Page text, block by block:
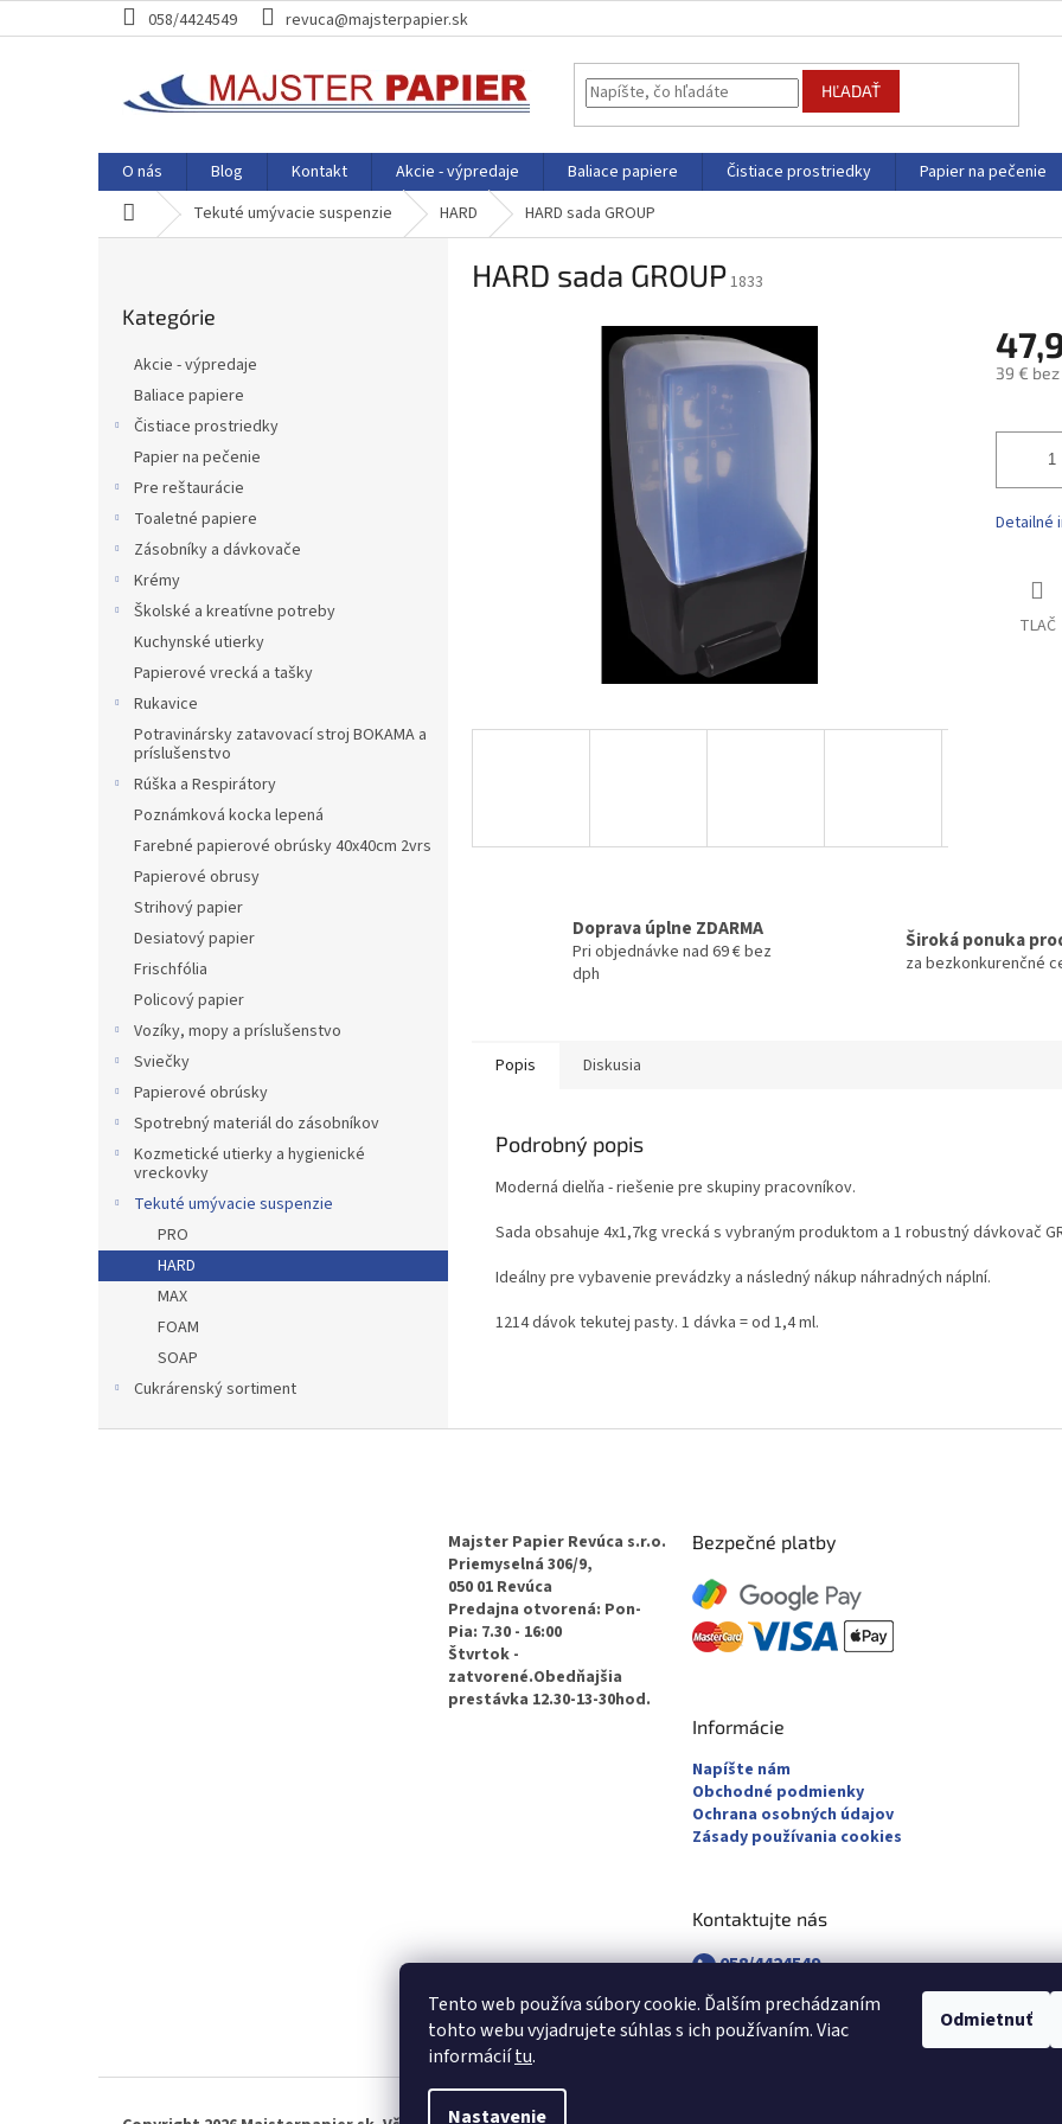
Tento web používa súbory cookie. Ďalším prechádzaním
tohto webu vyjadrujete súhlas s ich používaním. Viac
informáciítu.
Nastavenie
Odmietnuť
na
058/4424549 revuca@majsterpapier.sk
HĽADAŤ
O nás Blog Kontakt Akcie - výpredaje Baliace papiere Čistiace prostriedky Papier na pečenie
Domov Tekuté umývacie suspenzie HARD HARD sada GROUP
kategórie
Kategórie
Akcie - výpredaje
Baliace papiere
Čistiace prostriedky
Papier na pečenie
Pre reštaurácie
Toaletné papiere
Zásobníky a dávkovače
Krémy
Školské a kreatívne potreby
Kuchynské utierky
Papierové vrecká a tašky
Rukavice
Potravinársky zatavovací stroj BOKAMA a
príslušenstvo
Rúška a Respirátory
Poznámková kocka lepená
Farebné papierové obrúsky 40x40cm 2vrs
Papierové obrusy
Strihový papier
Desiatový papier
Frischfólia
Policový papier
Vozíky, mopy a príslušenstvo
Sviečky
Papierové obrúsky
Spotrebný materiál do zásobníkov
Kozmetické utierky a hygienické
vreckovky
Tekuté umývacie suspenzie
PRO
HARD
MAX
FOAM
SOAP
Cukrárenský sortiment
HARD sada GROUP1833
39 € bez
cena:
Detailné
TLAČ
Doprava úplne ZDARMA
Pri objednávke nad 69 € bez
dph
Široká ponuka
za bezkonkurenčné
Popis Diskusia
Podrobný popis
Moderná dielňa - riešenie pre skupiny pracovníkov.
Sada obsahuje 4x1,7kg vrecká s vybraným produktom a 1 robustný dávkovač
Ideálny pre vybavenie prevádzky a následný nákup náhradných náplní.
1214 dávok tekutej pasty. 1 dávka = od 1,4 ml.
Majster Papier Revúca s.r.o.
Priemyselná 306/9,
050 01 Revúca
Predajna otvorená: Pon-
Pia: 7.30 - 16:00
Štvrtok -
zatvorené.Obedňajšia
prestávka 12.30-13-30hod.
Bezpečné platby
Informácie
Napíšte nám
Obchodné podmienky
Ochrana osobných údajov
Zásady používania cookies
Kontaktujte nás
058/4424549
058/4882830
revuca@majsterpapier.sk